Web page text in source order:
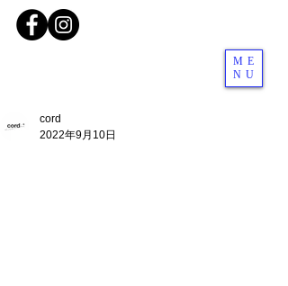
ME
NU
cord
2022年9月10日